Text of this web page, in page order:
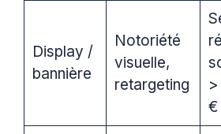
Display /
bannière
Notoriété
visuelle,
retargeting
€